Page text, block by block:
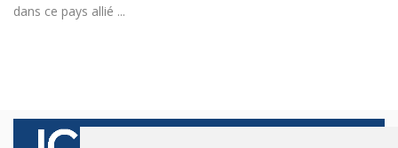
dans ce pays allié ...